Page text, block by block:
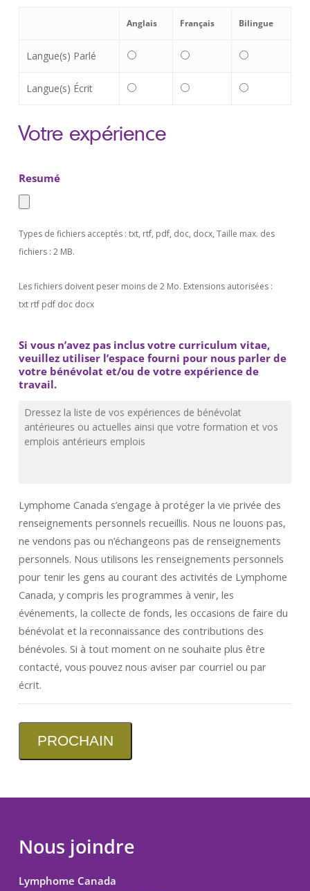
Anglais Français Bilingue
Langue(s) Parlé
Langue(s) Écrit
Votre expérience
Resumé
Types de fichiers acceptés : txt, rtf, pdf, doc, docx, Taille max. des
fichiers : 2 MB.
Les fichiers doivent peser moins de 2 Mo. Extensions autorisées :
txt rtf pdf doc docx
Si vous n’avez pas inclus votre curriculum vitae,
veuillez utiliser l’espace fourni pour nous parler de
votre bénévolat et/ou de votre expérience de
travail.
Lymphome Canada s’engage à protéger la vie privée des
renseignements personnels recueillis. Nous ne louons pas,
ne vendons pas ou n’échangeons pas de renseignements
personnels. Nous utilisons les renseignements personnels
pour tenir les gens au courant des activités de Lymphome
Canada, y compris les programmes à venir, les
événements, la collecte de fonds, les occasions de faire du
bénévolat et la reconnaissance des contributions des
bénévoles. Si à tout moment on ne souhaite plus être
contacté, vous pouvez nous aviser par courriel ou par
écrit.
PROCHAIN
Nous joindre
Lymphome Canada